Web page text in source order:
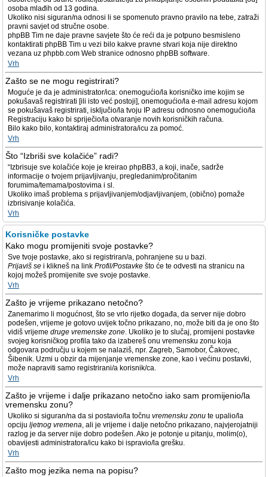
osoba mlađih od 13 godina.
Ukoliko nisi siguran/na odnosi li se spomenuto pravno pravilo na tebe, zatraži
pravni savjet od stručne osobe.
phpBB Tim ne daje pravne savjete što će reći da je potpuno besmisleno
kontaktirati phpBB Tim u vezi bilo kakve pravne stvari koja nije direktno
vezana uz phpbb.com Web stranice odnosno phpBB software.
Vrh
Zašto se ne mogu registrirati?
Moguće je da je administrator/ica: onemogućio/la korisničko ime kojim se
pokušavaš registrirati [ili isto već postoji], onemogućio/la e-mail adresu kojom
se pokušavaš registrirati, isključio/la tvoju IP adresu odnosno onemogućio/la
Registraciju kako bi spriječio/la otvaranje novih korisničkih računa.
Bilo kako bilo, kontaktiraj administratora/icu za pomoć.
Vrh
Što “Izbriši sve kolačiće” radi?
“Izbrisuje sve kolačiće koje je kreirao phpBB3, a koji, inače, sadrže
informacije o tvojem prijavljivanju, pregledanim/pročitanim
forumima/temama/postovima i sl.
Ukoliko imaš problema s prijavljivanjem/odjavljivanjem, (obično) pomaže
izbrisivanje kolačića.
Vrh
Korisničke postavke
Kako mogu promijeniti svoje postavke?
Sve tvoje postavke, ako si registriran/a, pohranjene su u bazi.
Prijaviš se i klikneš na link Profil/Postavke što će te odvesti na stranicu na
kojoj možeš promijenite sve svoje postavke.
Vrh
Zašto je vrijeme prikazano netočno?
Zanemarimo li mogućnost, što se vrlo rijetko događa, da server nije dobro
podešen, vrijeme je gotovo uvijek točno prikazano, no, može biti da je ono što
vidiš vrijeme druge vremenske zone. Ukoliko je to slučaj, promijeni postavke
svojeg korisničkog profila tako da izabereš onu vremensku zonu koja
odgovara području u kojem se nalaziš, npr. Zagreb, Samobor, Čakovec,
Šibenik. Uzmi u obzir da mijenjanje vremenske zone, kao i većinu postavki,
može napraviti samo registrirani/a korisnik/ca.
Vrh
Zašto je vrijeme i dalje prikazano netočno iako sam promijenio/la
vremensku zonu?
Ukoliko si siguran/na da si postavio/la točnu vremensku zonu te upalio/la
opciju ljetnog vremena, ali je vrijeme i dalje netočno prikazano, najvjerojatniji
razlog je da server nije dobro podešen. Ako je potonje u pitanju, molim(o),
obavijesti administratora/icu kako bi ispravio/la grešku.
Vrh
Zašto mog jezika nema na popisu?